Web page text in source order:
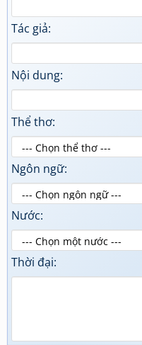
Tác giả:
Nội dung:
Thể thơ:
Ngôn ngữ:
Nước:
Thời đại: